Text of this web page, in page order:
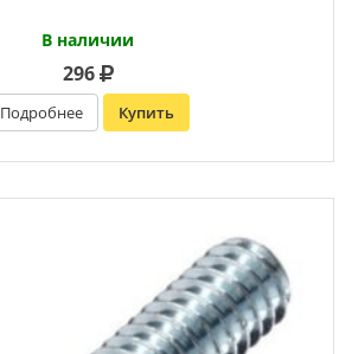
В наличии
296
Подробнее Купить